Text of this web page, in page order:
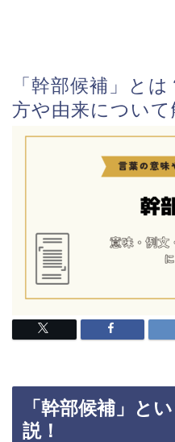
「幹部候補」と
方や由来について
「幹部候補」と
説！